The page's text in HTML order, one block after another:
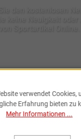
verwendet Cookies,
Erfahrung bieten zu
Mehr Informationen ...